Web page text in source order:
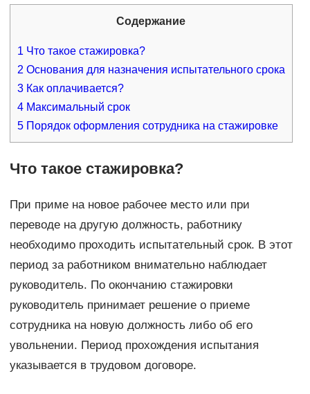
Содержание
1 Что такое стажировка?
2 Основания для назначения испытательного срока
3Как оплачивается?
4Максимальный срок
5Порядок оформления сотрудника на стажировке
Что такое стажировка?
При приме на новое рабочее место или при
переводе на другую должность, работнику
необходимо проходить испытательный срок. В этот
период за работником внимательно наблюдает
руководитель. По окончанию стажировки
руководитель принимает решение о приеме
сотрудника на новую должность либо об его
увольнении. Период прохождения испытания
указывается в трудовом договоре.